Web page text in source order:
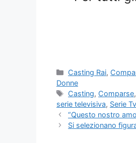
Categorie
Casting Rai,
Donne
Tag
Casting, Comparse,
serie televisiva, Serie Tv
“Questo nostro
Si selezionano